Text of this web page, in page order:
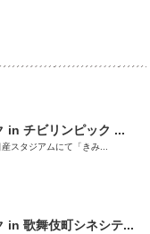
in チビリンピック ...
スタジアムにて「きみ...
in 歌舞伎町シネシテ...